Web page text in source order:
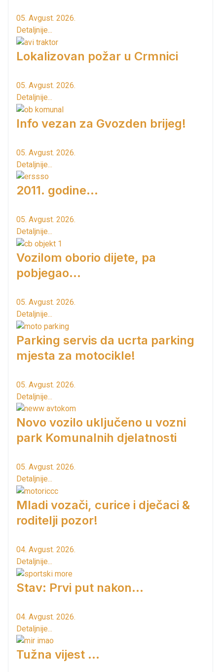
05. Avgust. 2026.
Detaljnije...
Lokalizovan požar u Crmnici
05. Avgust. 2026.
Detaljnije...
Info vezan za Gvozden brijeg!
05. Avgust. 2026.
Detaljnije...
2011. godine...
05. Avgust. 2026.
Detaljnije...
Vozilom oborio dijete, pa
pobjegao...
05. Avgust. 2026.
Detaljnije...
Parking servis da ucrta parking
mjesta za motocikle!
05. Avgust. 2026.
Detaljnije...
Novo vozilo uključeno u vozni
park Komunalnih djelatnosti
05. Avgust. 2026.
Detaljnije...
Mladi vozači, curice i dječaci &
roditelji pozor!
04. Avgust. 2026.
Detaljnije...
Stav: Prvi put nakon…
04. Avgust. 2026.
Detaljnije...
Tužna vijest ...